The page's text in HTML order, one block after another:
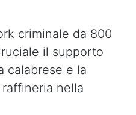
criminale da 800
il supporto
calabrese e la
nella